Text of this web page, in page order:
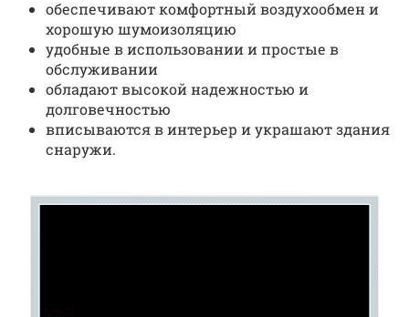
обеспечивают комфортный воздухообмен и
хорошую шумоизоляцию
удобные в использовании и простые в
обслуживании
обладают высокой надежностью и
долговечностью
вписываются в интерьер и украшают здания
снаружи.